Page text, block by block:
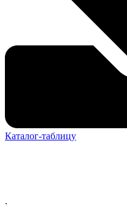
Каталог-таблицу
.